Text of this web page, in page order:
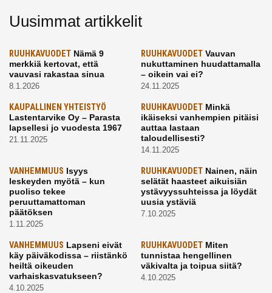
Uusimmat artikkelit
RUUHKAVUODET Nämä 9
merkkiä kertovat, että
vauvasi rakastaa sinua
8.1.2026
RUUHKAVUODETVauvan
nukuttaminen huudattamalla
– oikein vai ei?
24.11.2025
KAUPALLINEN YHTEISTYÖ
Lastentarvike Oy – Parasta
lapsellesi jo vuodesta 1967
21.11.2025
RUUHKAVUODETMinkä
ikäiseksi vanhempien pitäisi
auttaa lastaan
taloudellisesti?
14.11.2025
VANHEMMUUS Isyys
leskeyden myötä – kun
puoliso tekee
peruuttamattoman
päätöksen
1.11.2025
RUUHKAVUODETNainen, näin
selätät haasteet aikuisiän
ystävyyssuhteissa ja löydät
uusia ystäviä
7.10.2025
VANHEMMUUS Lapseni eivät
käy päiväkodissa – riistänkö
heiltä oikeuden
varhaiskasvatukseen?
4.10.2025
RUUHKAVUODETMiten
tunnistaa hengellinen
väkivalta ja toipua siitä?
4.10.2025